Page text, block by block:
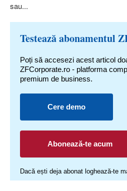
sau...
Testează abonamentul
Poți să accesezi acest articol
ZFCorporate.ro - platforma
premium de business.
Cere demo
Abonează-te acum
Dacă ești deja abonat loghează-te